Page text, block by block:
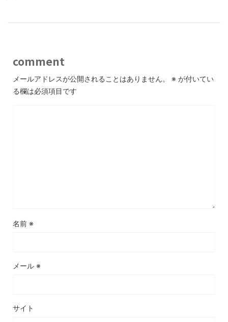
comment
メールアドレスが公開されることはありません。 ※ が付いてい
る欄は必須項目です
名前 ※
メール ※
サイト